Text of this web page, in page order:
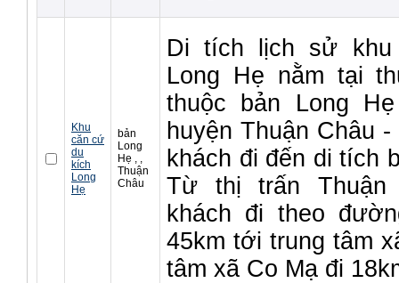
Khu
căn cứ
du
kích
Long
Hẹ
bản
Long
Hẹ , ,
Thuận
Châu
Di tích lịch sử
Long Hẹ nằm tại
thuộc bản Long
huyện Thuận Châu
khách đi đến di tích
Từ thị trấn Thuận
khách đi theo
45km tới trung tâm
tâm xã Co Mạ đi